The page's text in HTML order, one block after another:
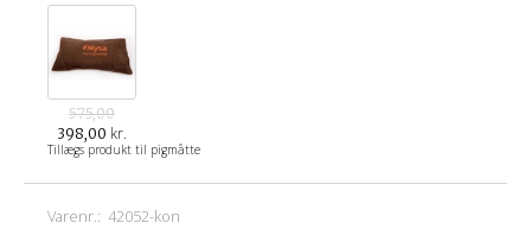
575,00
398,00 kr.
Tillægs produkt til pigmåtte
Varenr.:42052-kon